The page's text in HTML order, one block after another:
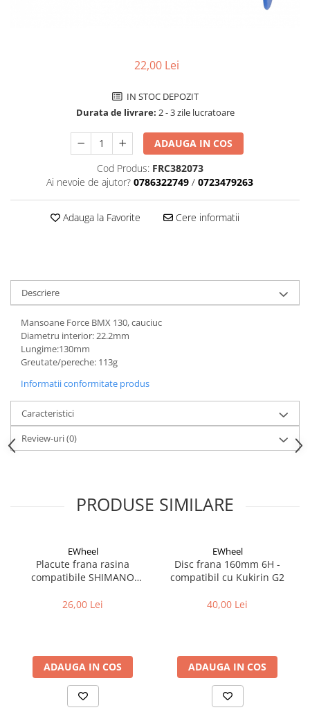
Pompa bicicleta
Produse intretinere bicicleta
Accesorii biciclete copii
Cricuri bicicleta
Suport bicicleta
Lumini bicicleta
Computer bicicleta
Piese biciclete
Anvelopa bicicleta
Camera bicicleta
Lant bicicleta
Ghidoane bicicleta
Pipe ghidon
Pedale bicicleta
Cabluri si camasi
Frana bicicleta
Placute frana bicicleta
22,00 Lei
IN STOC DEPOZIT
Durata de livrare: 2 - 3 zile lucratoare
ADAUGA IN COS
Cod Produs: FRC382073
Ai nevoie de ajutor? 0786322749 / 0723479263
Adauga la Favorite Cere informatii
Descriere
Mansoane Force BMX 130, cauciuc
Diametru interior: 22.2mm
Lungime:130mm
Greutate/pereche: 113g
Informatii conformitate produs
Caracteristici
Review-uri(0)
PRODUSE SIMILARE
EWheel
Placute frana rasina
compatibile SHIMANO
G2/G4 2025)
26,00 Lei
ADAUGA IN COS
EWheel
Disc frana 160mm 6H -
compatibil cu Kukirin G2
40,00 Lei
ADAUGA IN COS